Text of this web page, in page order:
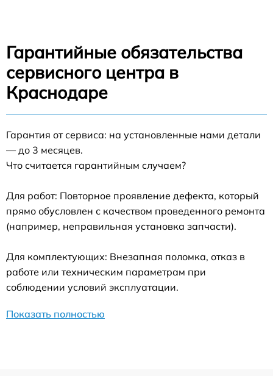
Гарантийные обязательства
сервисного центра в
Краснодаре
Гарантия от сервиса: на установленные нами детали
— до 3 месяцев.
Что считается гарантийным случаем?
Для работ: Повторное проявление дефекта, который
прямо обусловлен с качеством проведенного ремонта
(например, неправильная установка запчасти).
Для комплектующих: Внезапная поломка, отказ в
работе или техническим параметрам при
соблюдении условий эксплуатации.
Показать полностью